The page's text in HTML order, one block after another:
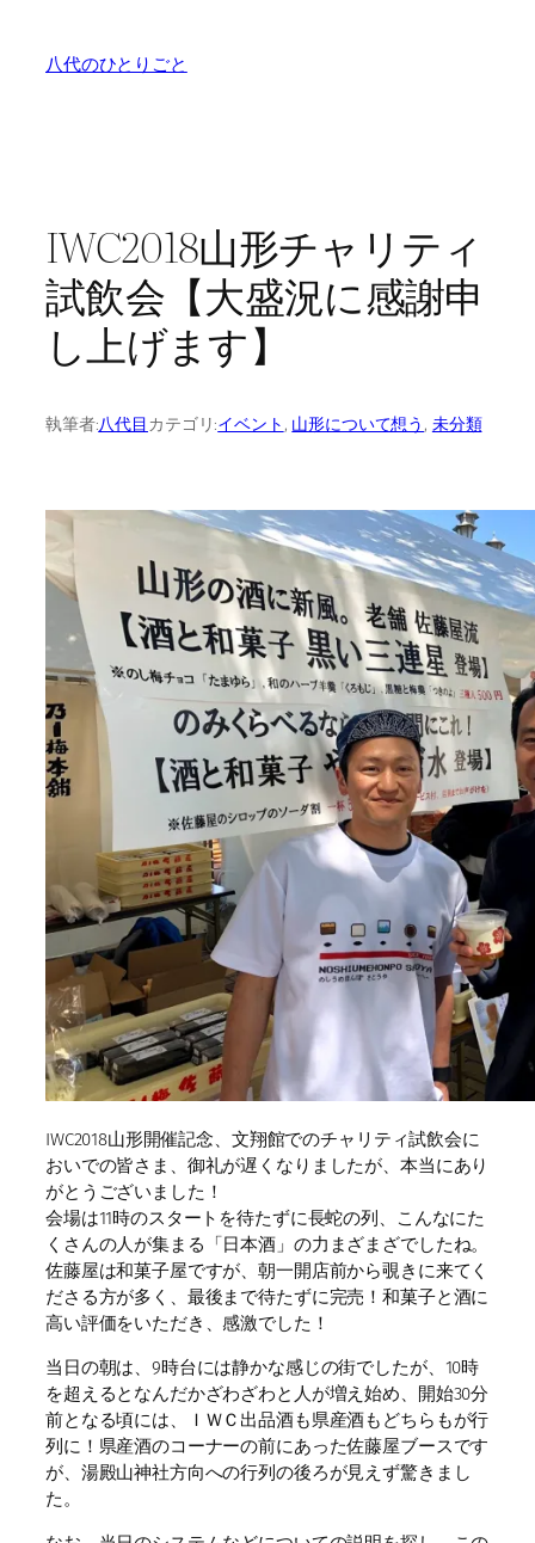
八代のひとりごと
IWC2018山形チャリティ
試飲会【大盛況に感謝申
し上げます】
執筆者:八代目 カテゴリ:イベント , 山形について想う , 未分類
IWC2018山形開催記念、文翔館でのチャリティ試飲会に
おいでの皆さま、御礼が遅くなりましたが、本当にあり
がとうございました！
会場は11時のスタートを待たずに長蛇の列、こんなにた
くさんの人が集まる「日本酒」の力まざまざでしたね。
佐藤屋は和菓子屋ですが、朝一開店前から覗きに来てく
ださる方が多く、最後まで待たずに完売！和菓子と酒に
高い評価をいただき、感激でした！
当日の朝は、9時台には静かな感じの街でしたが、10時
を超えるとなんだかざわざわと人が増え始め、開始30分
前となる頃には、ＩＷＣ出品酒も県産酒もどちらもが行
列に！県産酒のコーナーの前にあった佐藤屋ブースです
が、湯殿山神社方向への行列の後ろが見えず驚きまし
た。